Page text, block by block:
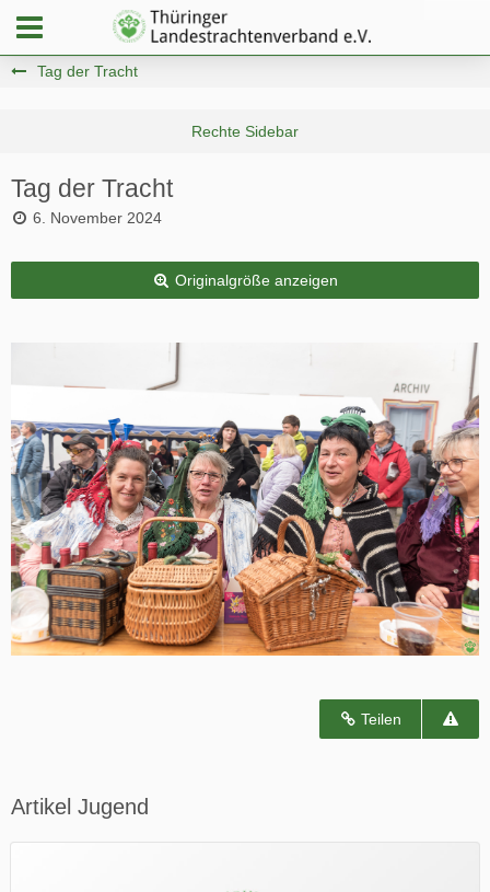
Tag der Tracht
Tag der Tracht
6. November 2024
Originalgröße anzeigen
Teilen
Artikel Jugend